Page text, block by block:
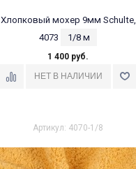
Хлопковый мохер 9мм Schulte,
4073
1/8 м
1 400 руб.
Артикул: 4070-1/8